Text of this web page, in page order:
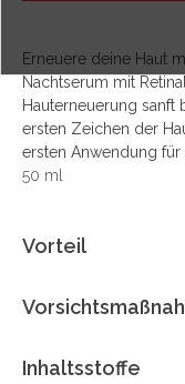
Erneuere deine Haut
Nachtserum mit
Hauterneuerung
ersten Zeichen der
ersten Anwendung für
50 ml
Vorteil
Inhaltsstoffe